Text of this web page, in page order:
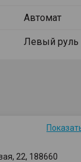
Автомат
Левый руль
22, 188660